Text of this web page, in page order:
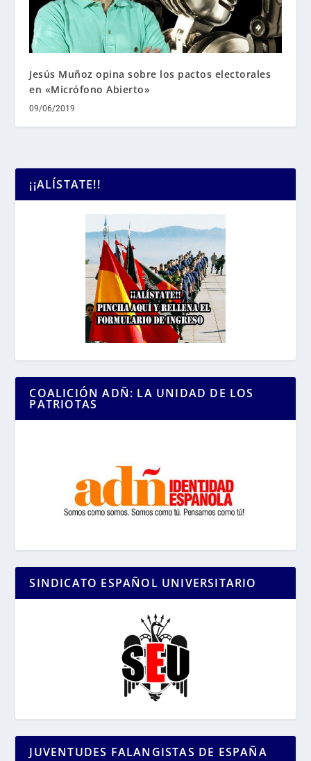
Jesús Muñoz opina sobre los pactos electorales
en «Micrófono Abierto»
09/06/2019
¡¡ALÍSTATE!!
COALICIÓN ADÑ: LA UNIDAD DE LOS
PATRIOTAS
SINDICATO ESPAÑOL UNIVERSITARIO
JUVENTUDES FALANGISTAS DE ESPAÑA